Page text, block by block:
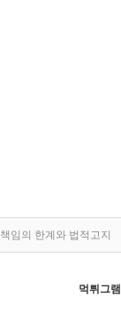
책임의 한계와 법적고지
먹튀그램